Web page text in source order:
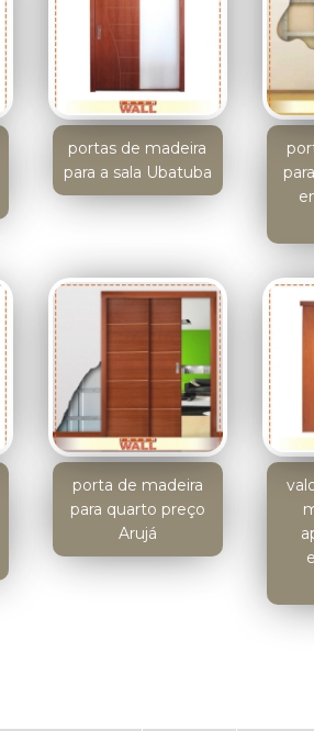
portas de madeira
para a sala Ubatuba
porta de madeira
para quarto preço
Arujá